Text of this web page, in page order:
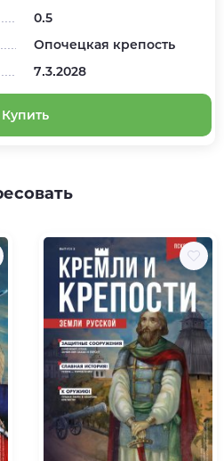
0.5
Опочецкая крепость
7.3.2028
Купить